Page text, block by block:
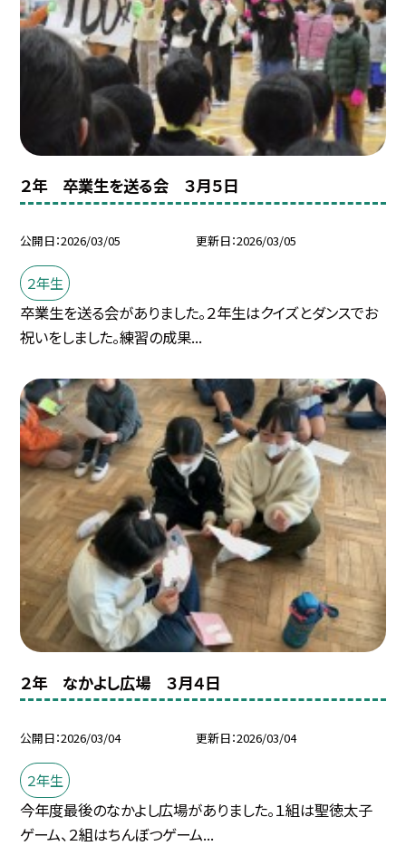
２年 卒業生を送る会 ３月５日
公開日 2026/03/05 更新日 2026/03/05
２年生
卒業生を送る会がありました。２年生はクイズとダンスでお
祝いをしました。練習の成果...
２年 なかよし広場 ３月４日
公開日 2026/03/04 更新日 2026/03/04
２年生
今年度最後のなかよし広場がありました。１組は聖徳太子
ゲーム、２組はちんぼつゲーム...